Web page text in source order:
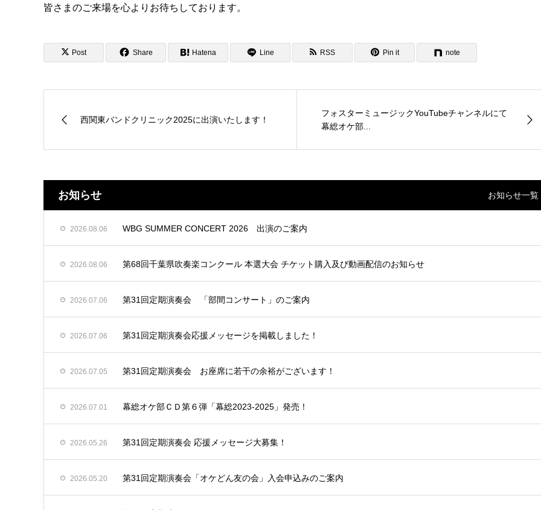
皆さまのご来場を心よりお待ちしております。
Post Share Hatena Line RSS Pin it note
西関東バンドクリニック2025に出演いたします！
フォスターミュージックYouTubeチャンネルにて
幕総オケ部...
お知らせ お知らせ一覧
2026.08.06 WBG SUMMER CONCERT 2026 出演のご案内
2026.08.06 第68回千葉県吹奏楽コンクール 本選大会 チケット購入及び動画配信のお知らせ
2026.07.06 第31回定期演奏会 「部間コンサート」のご案内
2026.07.06 第31回定期演奏会応援メッセージを掲載しました！
2026.07.05 第31回定期演奏会 お座席に若干の余裕がございます！
2026.07.01 幕総オケ部ＣＤ第６弾「幕総2023-2025」発売！
2026.05.26 第31回定期演奏会 応援メッセージ大募集！
2026.05.20 第31回定期演奏会「オケどん友の会」入会申込みのご案内